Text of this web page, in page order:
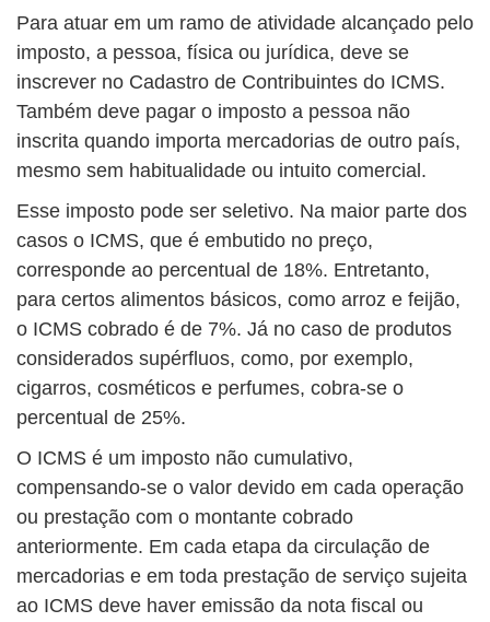
Para atuar em um ramo de atividade alcançado pelo
imposto, a pessoa, física ou jurídica, deve se
inscrever no Cadastro de Contribuintes do ICMS.
Também deve pagar o imposto a pessoa não
inscrita quando importa mercadorias de outro país,
mesmo sem habitualidade ou intuito comercial.
Esse imposto pode ser seletivo. Na maior parte dos
casos o ICMS, que é embutido no preço,
corresponde ao percentual de 18%. Entretanto,
para certos alimentos básicos, como arroz e feijão,
o ICMS cobrado é de 7%. Já no caso de produtos
considerados supérfluos, como, por exemplo,
cigarros, cosméticos e perfumes, cobra-se o
percentual de 25%.
O ICMS é um imposto não cumulativo,
compensando-se o valor devido em cada operação
ou prestação com o montante cobrado
anteriormente. Em cada etapa da circulação de
mercadorias e em toda prestação de serviço sujeita
ao ICMS deve haver emissão da nota fiscal ou